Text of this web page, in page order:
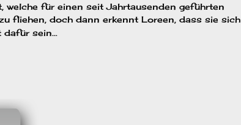
für einen seit Jahrtausenden geführten
fliehen, doch dann erkennt Loreen, dass sie sich
dafür sein…